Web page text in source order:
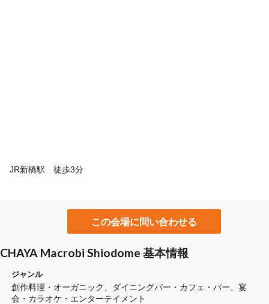
JR新橋駅 徒歩3分
この会場に問い合わせる
CHAYA Macrobi Shiodome 基本情報
ジャンル
創作料理・オーガニック ダイニングバー・カフェ・バー
宴
会・カラオケ・エンターテイメント